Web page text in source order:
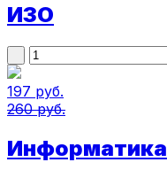
ИЗО
197 руб.
260 руб.
Информатика